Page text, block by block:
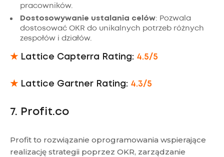
pracowników.
Dostosowywanie ustalania celów: Pozwala
dostosować OKR do unikalnych potrzeb różnych
zespołów i działów.
★ Lattice Capterra Rating: 4.5/5
★ Lattice Gartner Rating: 4.3/5
7. Profit.co
Profit to rozwiązanie oprogramowania wspierające
realizację strategii poprzez OKR, zarządzanie